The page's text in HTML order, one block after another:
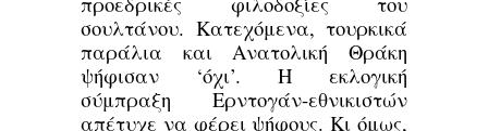
σουλτάνου. Κατεχόμενα, τουρκικά
παράλια και Ανατολική Θράκη
ψήφισαν ‘όχι’. Η εκλογική
σύμπραξη Ερντογάν-εθνικιστών
απέτυχε να φέρει ψήφους. Κι όμως,